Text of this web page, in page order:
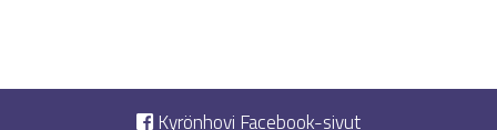
Kyrönhovi Facebook-sivut